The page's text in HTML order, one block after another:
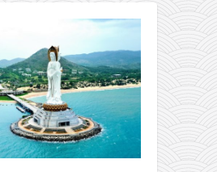
Авиа
Варшавы
в Рио-
де-
Жанейро
всего за
обратно!